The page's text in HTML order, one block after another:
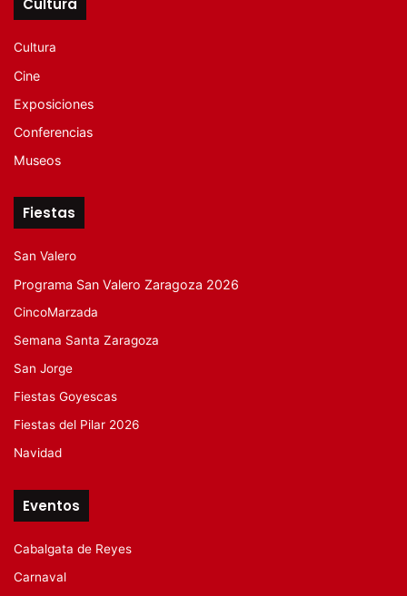
Cultura
Cine
Exposiciones
Conferencias
Museos
Fiestas
San Valero
Programa San Valero Zaragoza 2026
CincoMarzada
Semana Santa Zaragoza
San Jorge
Fiestas Goyescas
Fiestas del Pilar 2026
Navidad
Eventos
Cabalgata de Reyes
Carnaval